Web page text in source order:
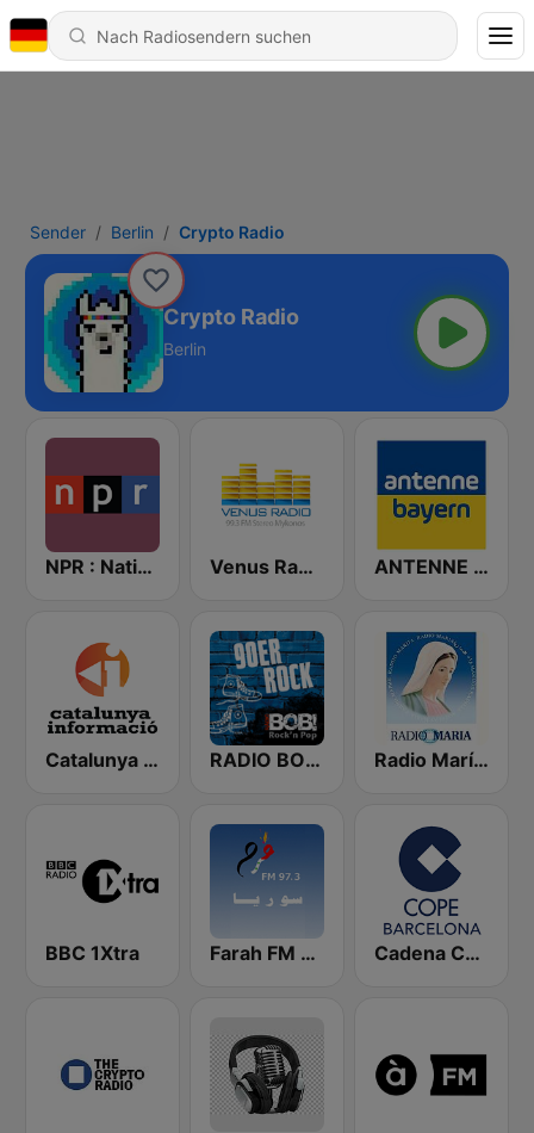
Sender Berlin Crypto Radio
Crypto Radio
Berlin
NPR : National Public Radio Venus Radio Mykonos ANTENNE BAYERN
Catalunya Informació RADIO BOB! 90er Rock Radio María España
BBC 1Xtra Farah FM - فرح إف إم Cadena COPE Barcelona FM